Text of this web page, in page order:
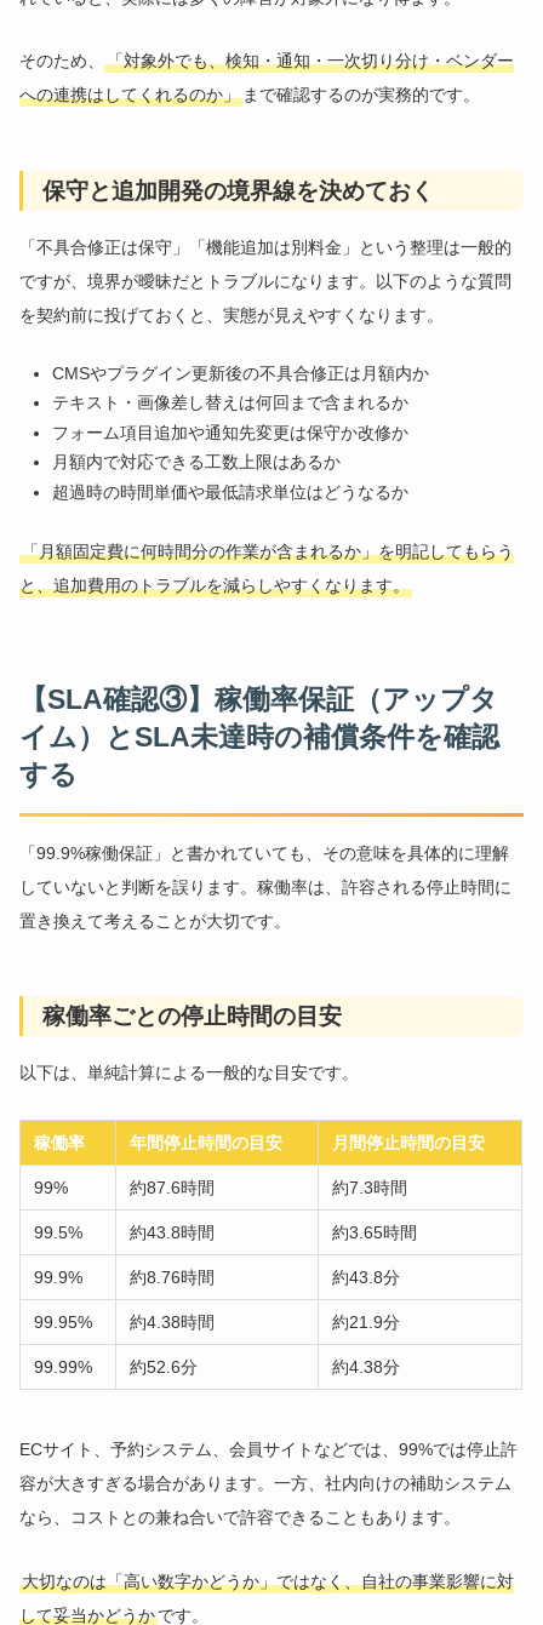
そのため、「対象外でも、検知・通知・一次切り分け・ベンダー
への連携はしてくれるのか」 まで確認するのが実務的です。
保守と追加開発の境界線を決めておく
「不具合修正は保守」「機能追加は別料金」という整理は一般的
ですが、境界が曖昧だとトラブルになります。以下のような質問
を契約前に投げておくと、実態が見えやすくなります。
CMSやプラグイン更新後の不具合修正は月額内か
テキスト・画像差し替えは何回まで含まれるか
フォーム項目追加や通知先変更は保守か改修か
月額内で対応できる工数上限はあるか
超過時の時間単価や最低請求単位はどうなるか
「月額固定費に何時間分の作業が含まれるか」を明記してもらう
と、追加費用のトラブルを減らしやすくなります。
【SLA確認③】稼働率保証（アップタ
イム）とSLA未達時の補償条件を確認
する
「99.9%稼働保証」と書かれていても、その意味を具体的に理解
していないと判断を誤ります。稼働率は、許容される停止時間に
置き換えて考えることが大切です。
稼働率ごとの停止時間の目安
以下は、単純計算による一般的な目安です。
稼働率 年間停止時間の目安 月間停止時間の目安
99% 約87.6時間 約7.3時間
99.5% 約43.8時間 約3.65時間
99.9% 約8.76時間 約43.8分
99.95% 約4.38時間 約21.9分
99.99% 約52.6分 約4.38分
ECサイト、予約システム、会員サイトなどでは、99%では停止許
容が大きすぎる場合があります。一方、社内向けの補助システム
なら、コストとの兼ね合いで許容できることもあります。
大切なのは「高い数字かどうか」ではなく、自社の事業影響に対
して妥当かどうかです。